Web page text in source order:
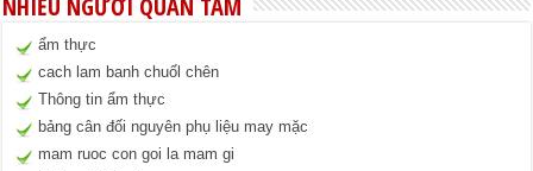
NHIỀU NGƯỜI QUAN TÂM
ẩm thực
cach lam banh chuốl chên
Thông tin ẩm thực
bảng cân đối nguyên phụ liệu may mặc
mam ruoc con goi la mam gi